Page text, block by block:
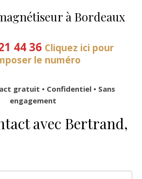
à Bordeaux
44 36 Cliquez ici pour
le numéro
gratuit • Confidentiel • Sans
engagement
avec Bertrand,